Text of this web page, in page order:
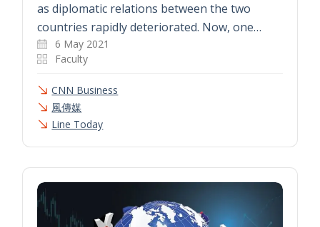
as diplomatic relations between the two
countries rapidly deteriorated. Now, one…
6 May 2021
Faculty
CNN Business
風傳媒
Line Today